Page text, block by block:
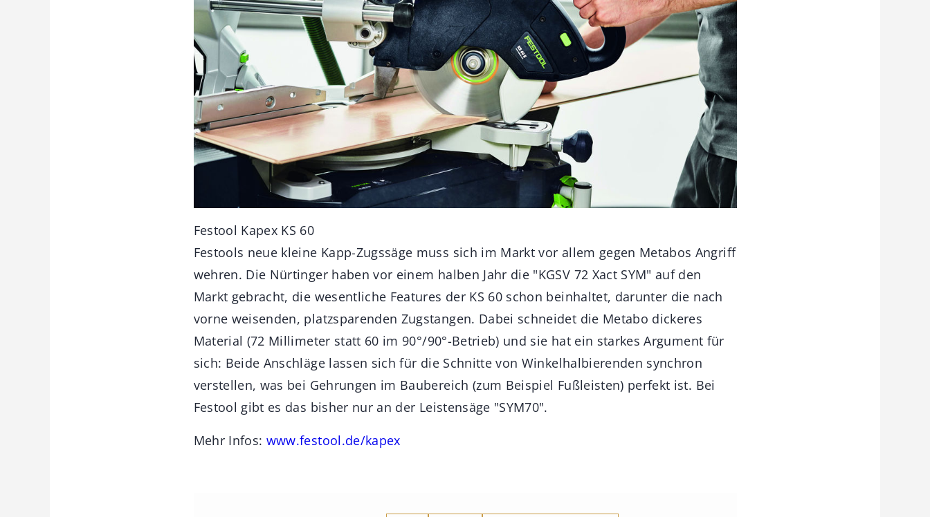
Festool Kapex KS 60
Festools neue kleine Kapp-Zugssäge muss sich im Markt vor allem gegen Metabos Angriff
wehren. Die Nürtinger haben vor einem halben Jahr die "KGSV 72 Xact SYM" auf den
Markt gebracht, die wesentliche Features der KS 60 schon beinhaltet, darunter die nach
vorne weisenden, platzsparenden Zugstangen. Dabei schneidet die Metabo dickeres
Material (72 Millimeter statt 60 im 90°/90°-Betrieb) und sie hat ein starkes Argument für
sich: Beide Anschläge lassen sich für die Schnitte von Winkelhalbierenden synchron
verstellen, was bei Gehrungen im Baubereich (zum Beispiel Fußleisten) perfekt ist. Bei
Festool gibt es das bisher nur an der Leistensäge "SYM70".
Mehr Infos: www.festool.de/kapex